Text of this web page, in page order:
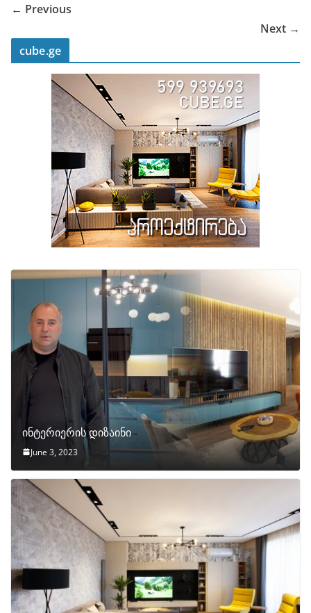
← Previous
Next →
cube.ge
ინტერიერის დიზაინი
June 3, 2023